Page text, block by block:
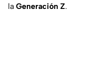
la Generación Z.